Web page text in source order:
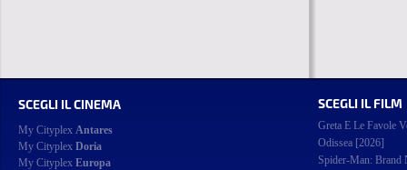
SCEGLI IL CINEMA
My Cityplex Antares
My Cityplex Doria
My Cityplex Europa
SCEGLI IL FILM
Greta E Le Favole
Odissea [2026]
Spider-Man: Brand